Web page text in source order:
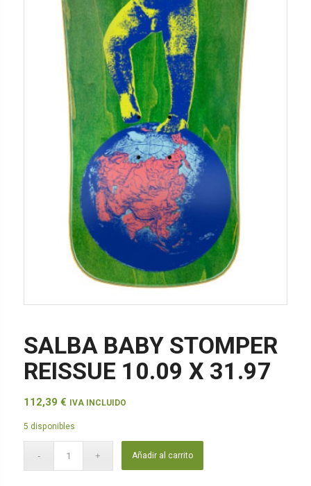
SALBA BABY STOMPER
REISSUE 10.09 X 31.97
112,39 € IVA INCLUIDO
5 disponibles
Añadir al carrito